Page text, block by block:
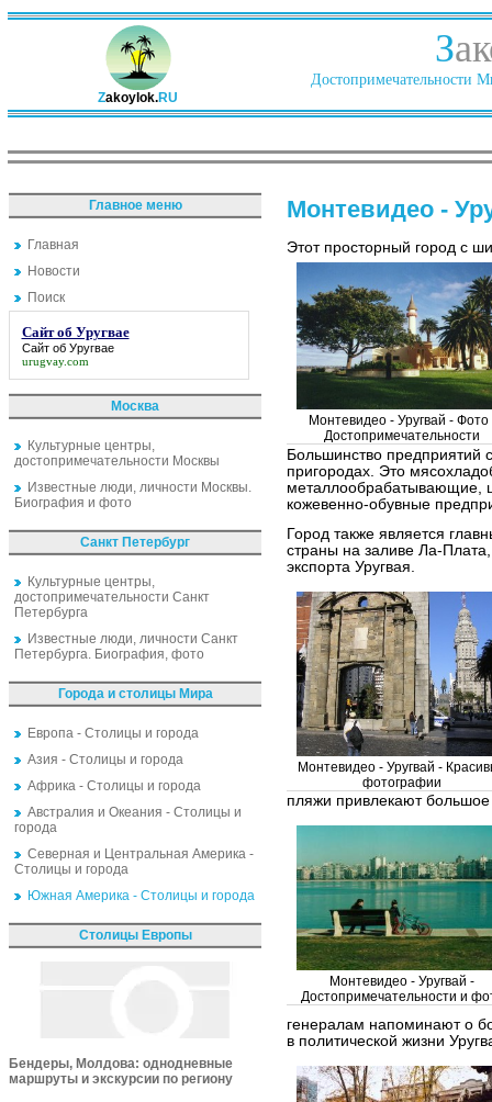
Zakoylok.RU
З
Достопримечательности
Главное меню
Главная
Новости
Поиск
Сайт об Уругвае
Сайт об Уругвае
urugvay.com
Москва
Культурные центры,
достопримечательности Москвы
Известные люди, личности Москвы.
Биография и фото
Санкт Петербург
Культурные центры,
достопримечательности Санкт
Петербурга
Известные люди, личности Санкт
Петербурга. Биография, фото
Города и столицы Мира
Европа - Столицы и города
Азия - Столицы и города
Африка - Столицы и города
Австралия и Океания - Столицы и
города
Северная и Центральная Америка -
Столицы и города
Южная Америка - Столицы и города
Столицы Европы
Бендеры, Молдова: однодневные
маршруты и экскурсии по региону
Монтевидео -
Монтевидео - Уругвай - Фото
Достопримечательности
Этот просторный город с
Большинство предприятий
пригородах. Это
металлообрабатывающие,
кожевенно-обувные
Город также является
страны на заливе Ла-
экспорта Уругвая.
Монтевидео - Уругвай -
фотографии
пляжи привлекают большое
Монтевидео - Уругвай -
Достопримечательности и
генералам напоминают о
в политической жизни